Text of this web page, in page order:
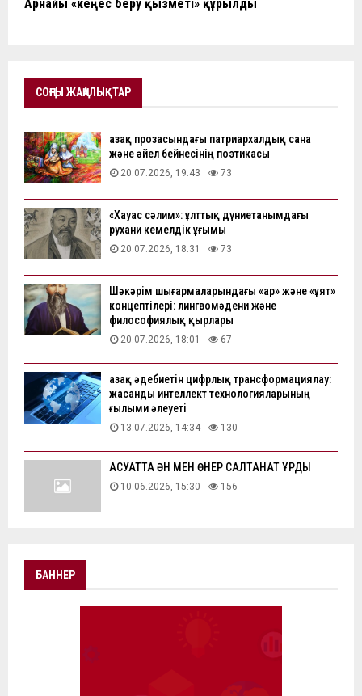
Арнайы «кеңес беру қызметі» құрылды
СОҢҒЫ ЖАҢАЛЫҚТАР
Қазақ прозасындағы патриархалдық сана
және әйел бейнесінің поэтикасы
20.07.2026, 19:43 73
«Хауас сәлим»: ұлттық дүниетанымдағы
рухани кемелдік ұғымы
20.07.2026, 18:31 73
Шәкәрім шығармаларындағы «ар» және «ұят»
концептілері: лингвомәдени және
философиялық қырлары
20.07.2026, 18:01 67
Қазақ әдебиетін цифрлық трансформациялау:
жасанды интеллект технологияларының
ғылыми әлеуеті
13.07.2026, 14:34 130
АҚСУАТТА ӘН МЕН ӨНЕР САЛТАНАТ ҚҰРДЫ
10.06.2026, 15:30 156
БАННЕР